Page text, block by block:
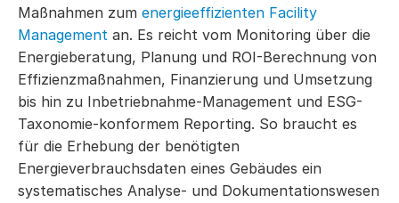
Maßnahmen zum energieeffizienten Facility
Management an. Es reicht vom Monitoring über die
Energieberatung, Planung und ROI-Berechnung von
Effizienzmaßnahmen, Finanzierung und Umsetzung
bis hin zu Inbetriebnahme-Management und ESG-
Taxonomie-konformem Reporting. So braucht es
für die Erhebung der benötigten
Energieverbrauchsdaten eines Gebäudes ein
systematisches Analyse- und Dokumentationswesen